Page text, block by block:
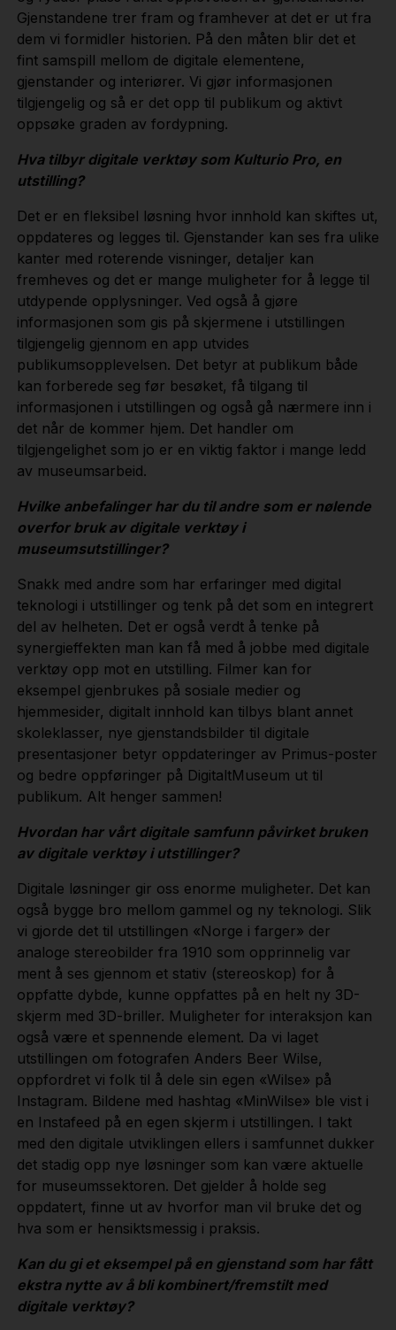
Gjenstandene trer fram og framhever at det er ut fra
dem vi formidler historien. På den måten blir det et
fint samspill mellom de digitale elementene,
gjenstander og interiører. Vi gjør informasjonen
tilgjengelig og så er det opp til publikum og aktivt
oppsøke graden av fordypning.
Hva tilbyr digitale verktøy som Kulturio Pro, en
utstilling?
Det er en fleksibel løsning hvor innhold kan skiftes ut,
oppdateres og legges til. Gjenstander kan ses fra ulike
kanter med roterende visninger, detaljer kan
fremheves og det er mange muligheter for å legge til
utdypende opplysninger. Ved også å gjøre
informasjonen som gis på skjermene i utstillingen
tilgjengelig gjennom en app utvides
publikumsopplevelsen. Det betyr at publikum både
kan forberede seg før besøket, få tilgang til
informasjonen i utstillingen og også gå nærmere inn i
det når de kommer hjem. Det handler om
tilgjengelighet som jo er en viktig faktor i mange ledd
av museumsarbeid.
Hvilke anbefalinger har du til andre som er nølende
overfor bruk av digitale verktøy i
museumsutstillinger?
Snakk med andre som har erfaringer med digital
teknologi i utstillinger og tenk på det som en integrert
del av helheten. Det er også verdt å tenke på
synergieffekten man kan få med å jobbe med digitale
verktøy opp mot en utstilling. Filmer kan for
eksempel gjenbrukes på sosiale medier og
hjemmesider, digitalt innhold kan tilbys blant annet
skoleklasser, nye gjenstandsbilder til digitale
presentasjoner betyr oppdateringer av Primus-poster
og bedre oppføringer på DigitaltMuseum ut til
publikum. Alt henger sammen!
Hvordan har vårt digitale samfunn påvirket bruken
av digitale verktøy i utstillinger?
Digitale løsninger gir oss enorme muligheter. Det kan
også bygge bro mellom gammel og ny teknologi. Slik
vi gjorde det til utstillingen «Norge i farger» der
analoge stereobilder fra 1910 som opprinnelig var
ment å ses gjennom et stativ (stereoskop) for å
oppfatte dybde, kunne oppfattes på en helt ny 3D-
skjerm med 3D-briller. Muligheter for interaksjon kan
også være et spennende element. Da vi laget
utstillingen om fotografen Anders Beer Wilse,
oppfordret vi folk til å dele sin egen «Wilse» på
Instagram. Bildene med hashtag «MinWilse» ble vist i
en Instafeed på en egen skjerm i utstillingen. I takt
med den digitale utviklingen ellers i samfunnet dukker
det stadig opp nye løsninger som kan være aktuelle
for museumssektoren. Det gjelder å holde seg
oppdatert, finne ut av hvorfor man vil bruke det og
hva som er hensiktsmessig i praksis.
Kan du gi et eksempel på en gjenstand som har fått
ekstra nytte av å bli kombinert/fremstilt med
digitale verktøy?